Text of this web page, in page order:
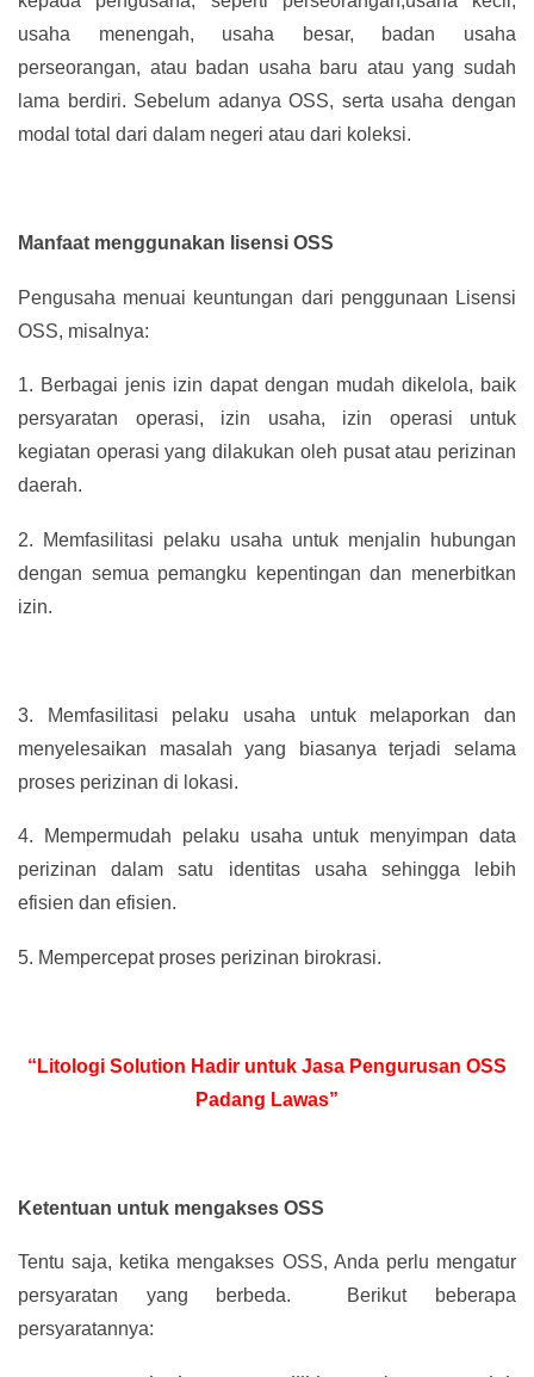
usaha menengah, usaha besar, badan usaha
perseorangan, atau badan usaha baru atau yang sudah
lama berdiri. Sebelum adanya OSS, serta usaha dengan
modal total dari dalam negeri atau dari koleksi.
Manfaat menggunakan lisensi OSS
Pengusaha menuai keuntungan dari penggunaan Lisensi
OSS, misalnya:
1. Berbagai jenis izin dapat dengan mudah dikelola, baik
persyaratan operasi, izin usaha, izin operasi untuk
kegiatan operasi yang dilakukan oleh pusat atau perizinan
daerah.
2.
Memfasilitasi pelaku usaha untuk menjalin hubungan
dengan semua pemangku kepentingan dan menerbitkan
izin.
3.
Memfasilitasi pelaku usaha untuk melaporkan dan
menyelesaikan masalah yang biasanya terjadi selama
proses perizinan di lokasi.
4.
Mempermudah pelaku usaha untuk menyimpan data
perizinan dalam satu identitas usaha sehingga lebih
efisien dan efisien.
5. Mempercepat proses perizinan birokrasi.
“Litologi Solution Hadir untuk Jasa Pengurusan OSS
Padang Lawas”
Ketentuan untuk mengakses OSS
Tentu saja, ketika mengakses OSS, Anda perlu mengatur
persyaratan yang berbeda. Berikut beberapa
persyaratannya: